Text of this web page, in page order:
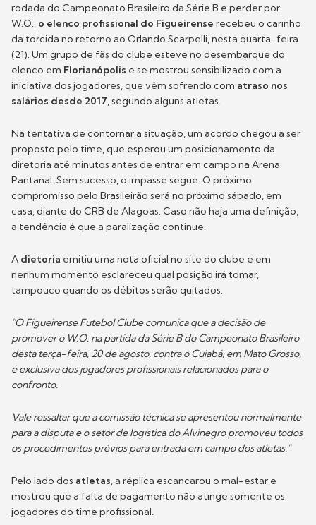
rodada do Campeonato Brasileiro da Série B e perder por
W.O., o elenco profissional do Figueirense recebeu o carinho
da torcida no retorno ao Orlando Scarpelli, nesta quarta-feira
(21). Um grupo de fãs do clube esteve no desembarque do
elenco em Florianópolis e se mostrou sensibilizado com a
iniciativa dos jogadores, que vêm sofrendo com atraso nos
salários desde 2017, segundo alguns atletas.
Na tentativa de contornar a situação, um acordo chegou a ser
proposto pelo time, que esperou um posicionamento da
diretoria até minutos antes de entrar em campo na Arena
Pantanal. Sem sucesso, o impasse segue. O próximo
compromisso pelo Brasileirão será no próximo sábado, em
casa, diante do CRB de Alagoas. Caso não haja uma definição,
a tendência é que a paralização continue.
A dietoria emitiu uma nota oficial no site do clube e em
nenhum momento esclareceu qual posição irá tomar,
tampouco quando os débitos serão quitados.
"O Figueirense Futebol Clube comunica que a decisão de
promover o W.O. na partida da Série B do Campeonato Brasileiro
desta terça-feira, 20 de agosto, contra o Cuiabá, em Mato Grosso,
é exclusiva dos jogadores profissionais relacionados para o
confronto.
Vale ressaltar que a comissão técnica se apresentou normalmente
para a disputa e o setor de logística do Alvinegro promoveu todos
os procedimentos prévios para entrada em campo dos atletas."
Pelo lado dos atletas, a réplica escancarou o mal-estar e
mostrou que a falta de pagamento não atinge somente os
jogadores do time profissional.